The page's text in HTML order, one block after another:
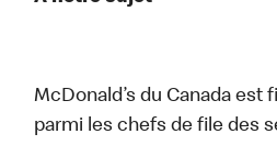
McDonald’s du Canada est
parmi les chefs de file des